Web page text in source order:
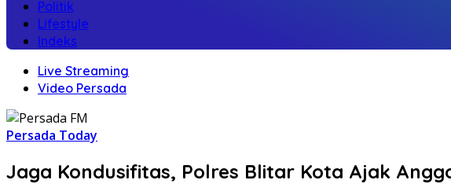
Politik
Lifestyle
Indeks
Live Streaming
Video Persada
Persada Today
Jaga Kondusifitas, Polres Blitar Kota Ajak